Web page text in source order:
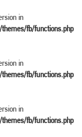
in
fb/functions.php
in
fb/functions.php
in
fb/functions.php